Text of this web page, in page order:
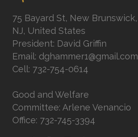
75 Bayard St, New Brunswick,
NJ, United States
President: David Griffin
Email: dghammer1@gmail.com
Cell: 732-754-0614
Good and Welfare
Committee: Arlene Venancio
Office: 732-745-3394